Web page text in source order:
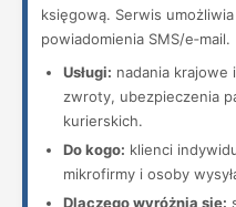
księgową. Serwis
powiadomienia SMS/e‑mail.
Usługi: nadania krajowe
zwroty, ubezpieczenia
kurierskich.
Do kogo: klienci
mikrofirmy i osoby
Dlaczego wyróżnia się: